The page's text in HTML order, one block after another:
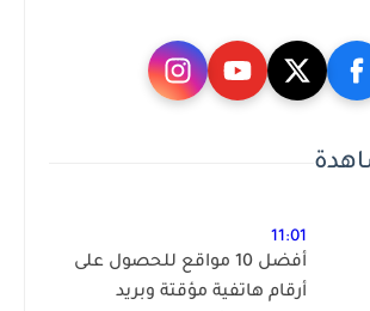
11:01
أفضل 10 مواقع للحصول على
أرقام هاتفية مؤقتة وبريد